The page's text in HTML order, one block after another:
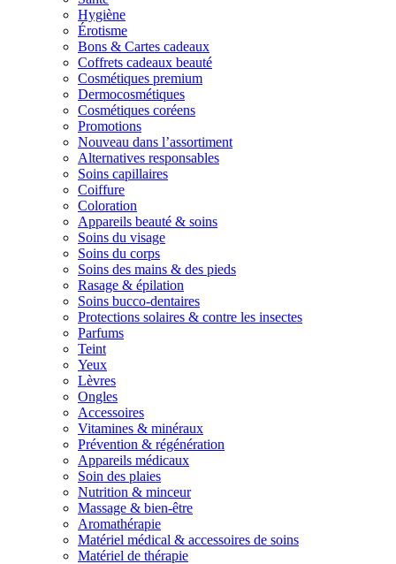
Hygiène
Érotisme
Bons & Cartes cadeaux
Coffrets cadeaux beauté
Cosmétiques premium
Dermocosmétiques
Cosmétiques coréens
Promotions
Nouveau dans l’assortiment
Alternatives responsables
Soins capillaires
Coiffure
Coloration
Appareils beauté & soins
Soins du visage
Soins du corps
Soins des mains & des pieds
Rasage & épilation
Soins bucco-dentaires
Protections solaires & contre les insectes
Parfums
Teint
Yeux
Lèvres
Ongles
Accessoires
Vitamines & minéraux
Prévention & régénération
Appareils médicaux
Soin des plaies
Nutrition & minceur
Massage & bien-être
Aromathérapie
Matériel médical & accessoires de soins
Matériel de thérapie